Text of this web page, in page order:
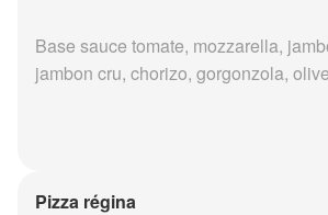
Base sauce tomate, mozzarella,
jambon cru, chorizo, gorgonzola,
Pizza régina